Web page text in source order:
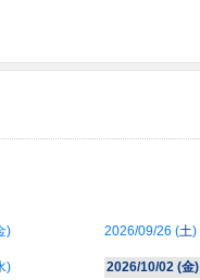
) 2026/09/26 (土)
) 2026/10/02 (金)